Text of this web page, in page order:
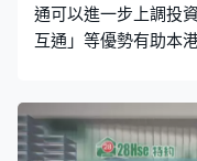
通可以進一步上調投
互通」等優勢有助本
董事會成員盧彩雲接
環球局勢動盪，更加